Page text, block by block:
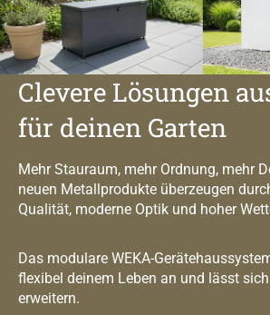
Clevere Lösungen
für deinen Garten
Mehr Stauraum, mehr Ordnung, mehr
neuen Metallprodukte überzeugen
Qualität, moderne Optik und hoher
Das modulare WEKA-
flexibel deinem Leben an und lässt
erweitern.